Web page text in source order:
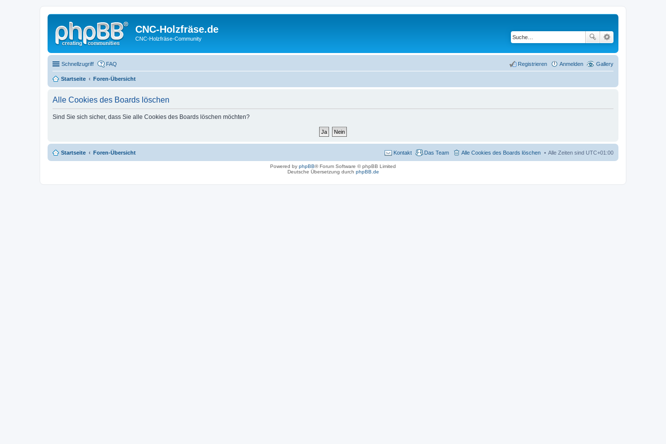
CNC-Holzfräse.de
CNC-Holzfräse-Community
Schnellzugriff Gallery
FAQ Anmelden
Registrieren
Startseite Foren-Übersicht
Alle Cookies des Boards löschen
Sind Sie sich sicher, dass Sie alle Cookies des Boards löschen möchten?
Startseite Foren-Übersicht Alle Zeiten sind UTC+01:00
Alle Cookies des Boards löschen
Das Team
Kontakt
Powered by phpBB® Forum Software © phpBB Limited
Deutsche Übersetzung durch phpBB.de